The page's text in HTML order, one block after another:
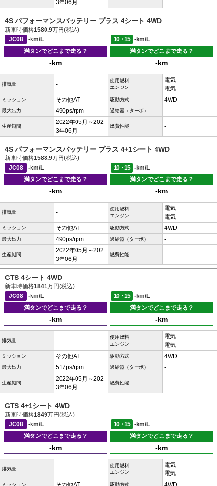
3年06月
4S パフォーマンスバッテリー プラス 4シート 4WD
新車時価格1580.9万円(税込)
JC08
-km/L 10・15
-km/L
満タンでどこまで走る？
-km
満タンでどこまで走る？
-km
排気量 -
使用燃料
エンジン
電気
電気
ミッション その他AT 駆動方式 4WD
最大出力 490ps/rpm 過給器（ターボ） -
生産期間
2022年05月～202
3年06月
燃費性能 -
4S パフォーマンスバッテリー プラス 4+1シート 4WD
新車時価格1588.9万円(税込)
JC08
-km/L 10・15
-km/L
満タンでどこまで走る？
-km
満タンでどこまで走る？
-km
排気量 -
使用燃料
エンジン
電気
電気
ミッション その他AT 駆動方式 4WD
最大出力 490ps/rpm 過給器（ターボ） -
生産期間
2022年05月～202
3年06月
燃費性能 -
GTS 4シート 4WD
新車時価格1841万円(税込)
JC08
-km/L 10・15
-km/L
満タンでどこまで走る？
-km
満タンでどこまで走る？
-km
排気量 -
使用燃料
エンジン
電気
電気
ミッション その他AT 駆動方式 4WD
最大出力 517ps/rpm 過給器（ターボ） -
生産期間
2022年05月～202
3年06月
燃費性能 -
GTS 4+1シート 4WD
新車時価格1849万円(税込)
JC08
-km/L 10・15
-km/L
満タンでどこまで走る？
-km
満タンでどこまで走る？
-km
排気量 -
使用燃料
エンジン
電気
電気
ミッション 駆動方式